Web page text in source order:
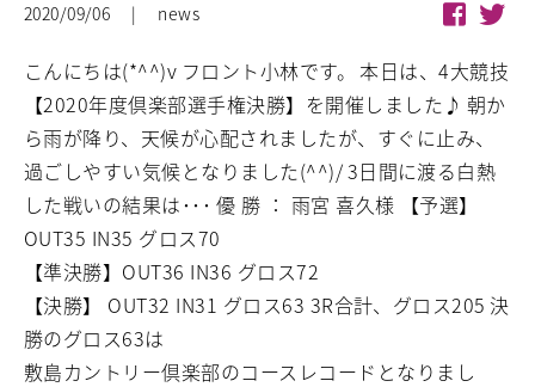
2020/09/06 | news
こんにちは(*^^)v フロント小林です。 本日は、4大競技
【2020年度倶楽部選手権決勝】を開催しました♪ 朝か
ら雨が降り、天候が心配されましたが、すぐに止み、
過ごしやすい気候となりました(^^)/3日間に渡る白熱
した戦いの結果は･･･ 優 勝 ： 雨宮 喜久様
【予選】
OUT35 IN35 グロス70
【準決勝】OUT36 IN36 グロス72
【決勝】 OUT32 IN31 グロス63 3R合計、グロス205 決
勝のグロス63は
敷島カントリー倶楽部のコースレコードとなりまし